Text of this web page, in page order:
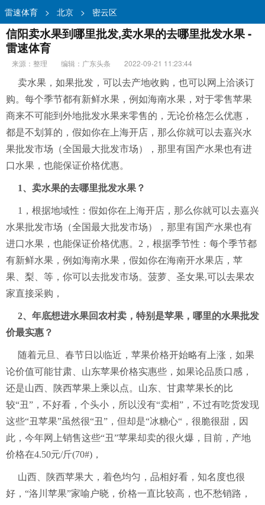
雷速体育 > 北京 > 密云区
信阳卖水果到哪里批发,卖水果的去哪里批发水果 -
雷速体育
来源：整理 编辑：广东头条
2022-09-21 11:23:44
卖水果，如果批发，可以去产地收购，也可以网上洽谈订
购。每个季节都有新鲜水果，例如海南水果，对于零售苹果
商来不可能到外地批发水果来零售的，无论价格怎么优惠，
都是不划算的，假如你在上海开店，那么你就可以去嘉兴水
果批发市场（全国最大批发市场），那里有国产水果也有进
口水果，也能保证价格优惠。
1、卖水果的去哪里批发水果？
1，根据地域性：假如你在上海开店，那么你就可以去嘉兴
水果批发市场（全国最大批发市场），那里有国产水果也有
进口水果，也能保证价格优惠。2，根据季节性：每个季节都
有新鲜水果，例如海南水果，假如你在海南开水果店，苹
果、梨、等，你可以去批发市场。菠萝、圣女果,可以去果农
家直接采购，
2、年底想进水果回农村卖，特别是苹果，哪里的水果批发
价最实惠？
随着元旦、春节日以临近，苹果价格开始略有上涨，如果
论价值可能甘肃、山东苹果价格实惠些，如果论品质口感，
还是山西、陕西苹果上乘以点。山东、甘肃苹果长的比
较“丑”，不好看，个头小，所以没有“卖相”，不过有吃货发现
这些“丑苹果”虽然很“丑”，但却是“冰糖心“，很脆很甜，因
此，今年网上销售这些“丑”苹果却卖的很火爆，目前，产地
价格在4.50元/斤(70#)，
山西、陕西苹果大，着色均匀，品相好看，知名度也很
好，“洛川苹果”家喻户晓，价格一直比较高，也不愁销路，